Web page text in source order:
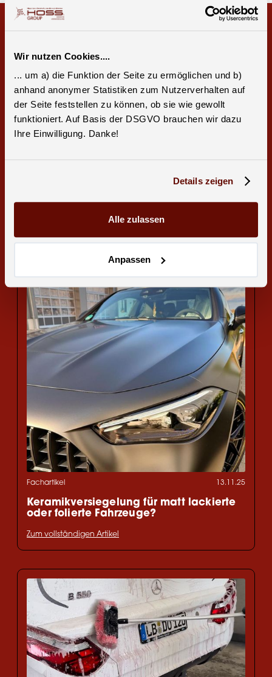
Wir nutzen Cookies....
... um a) die Funktion der Seite zu ermöglichen und b)
anhand anonymer Statistiken zum Nutzerverhalten auf
der Seite feststellen zu können, ob sie wie gewollt
funktioniert. Auf Basis der DSGVO brauchen wir dazu
Ihre Einwilligung. Danke!
Details zeigen
Alle zulassen
Anpassen
Neues Youtube Video: Jeannes Vario
Fachartikel 13.11.25
Keramikversiegelung für matt lackierte
oder folierte Fahrzeuge?
Zum vollständigen Artikel